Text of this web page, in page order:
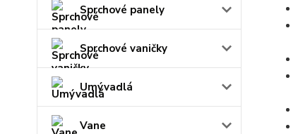
Sprchové panely
Sprchové vaničky
Umývadlá
Vane